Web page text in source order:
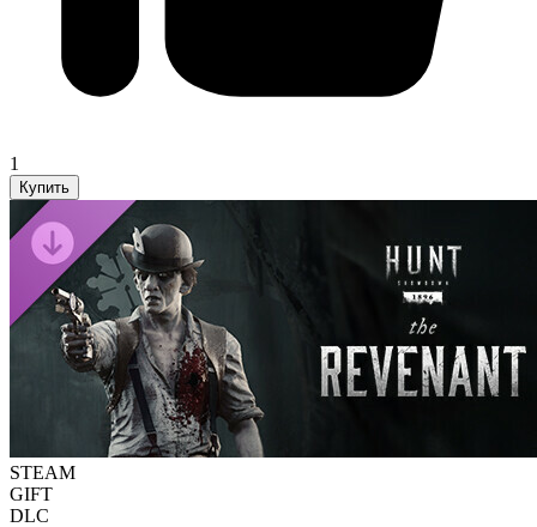
1
Купить
STEAM
GIFT
DLC